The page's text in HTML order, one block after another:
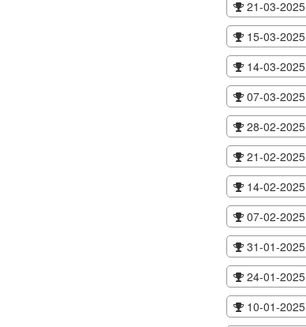
21-03-2025
15-03-2025
14-03-2025
07-03-2025
28-02-2025
21-02-2025
14-02-2025
07-02-2025
31-01-2025
24-01-2025
10-01-2025